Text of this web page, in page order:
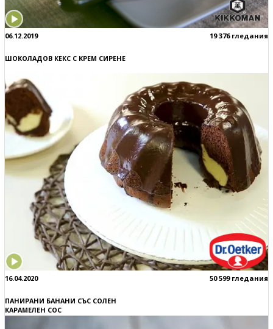
06.12.2019 19 376 гледания
ШОКОЛАДОВ КЕКС С КРЕМ СИРЕНЕ
16.04.2020 50 599 гледания
ПАНИРАНИ БАНАНИ СЪС СОЛЕН
КАРАМЕЛЕН СОС